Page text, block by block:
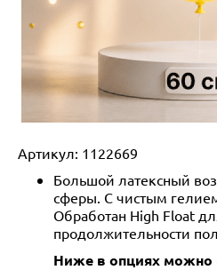
Артикул: 1122669
Большой латексный
сферы. С чистым
Обработан High Float
продолжительности
Ниже в опциях можно